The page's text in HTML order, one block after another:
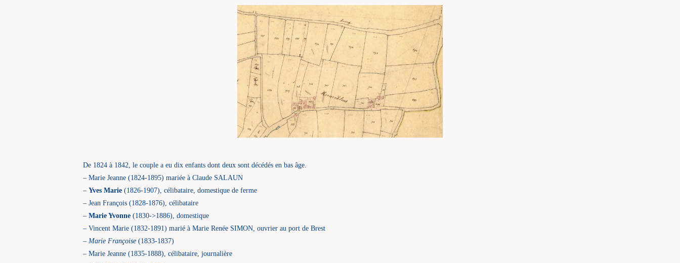
De 1824 à 1842, le couple a eu dix enfants dont deux sont décédés en bas âge.
– Marie Jeanne (1824-1895) mariée à Claude SALAUN
–Yves Marie (1826-1907), célibataire, domestique de ferme
– Jean François (1828-1876), célibataire
–Marie Yvonne (1830->1886), domestique
– Vincent Marie (1832-1891) marié à Marie Renée SIMON, ouvrier au port de Brest
–Marie Françoise (1833-1837)
– Marie Jeanne (1835-1888), célibataire, journalière